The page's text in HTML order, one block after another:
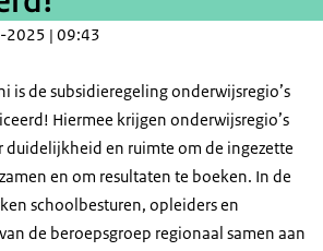
2025 | 09:43
is de subsidieregeling onderwijsregio’s
Hiermee krijgen onderwijsregio’s
duidelijkheid en ruimte om de ingezette
en om resultaten te boeken. In de
schoolbesturen, opleiders en
de beroepsgroep regionaal samen aan